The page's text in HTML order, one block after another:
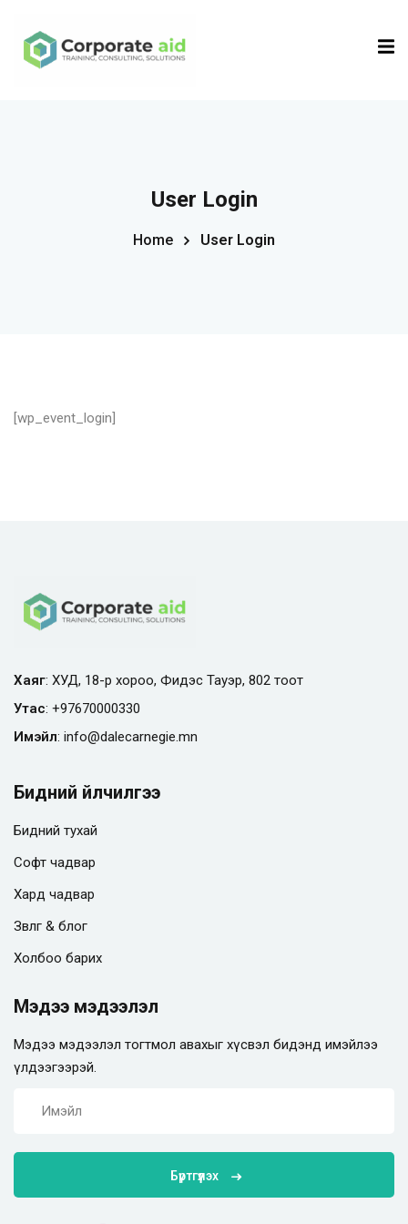
User Login
Home User Login
[wp_event_login]
Хаяг: ХУД, 18-р хороо, Фидэс Тауэр, 802 тоот
Утас: +97670000330
Имэйл: info@dalecarnegie.mn
Бидний үйлчилгээ
Бидний тухай
Софт чадвар
Хард чадвар
Зөвлөгөө & блог
Холбоо барих
Мэдээ мэдээлэл
Мэдээ мэдээлэл тогтмол авахыг хүсвэл бидэнд имэйлээ
үлдээгээрэй.
Бүртгүүлэх
Sign in